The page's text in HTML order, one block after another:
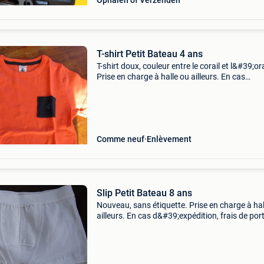
T-shirt Petit Bateau 4 ans
T-shirt doux, couleur entre le corail et
Prise en charge à halle ou ailleurs. En cas
Comme neuf Enlèvement
Slip Petit Bateau 8 ans
Nouveau, sans étiquette. Prise en charge à
ailleurs. En cas d&#39;expédition, frais de